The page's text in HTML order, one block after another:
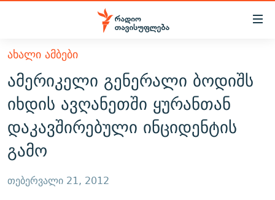
Accessibility
მთავარ
შინაარსზე
დაბრუნება
მთავარ
ნავიგაციაზე
დაბრუნება
ძიებაზე
დაბრუნება
ᲐᲮᲐᲚᲘ ᲐᲛᲑᲔᲑᲘ
ᲗᲔᲛᲔᲑᲘ
ᲞᲝᲚᲘᲢᲘᲙᲐ
ᲔᲙᲝᲜᲝᲛᲘᲙᲐ
ᲡᲐᲖᲝᲒᲐᲓᲝᲔᲑᲐ
ᲙᲣᲚᲢᲣᲠᲐ
ᲕᲘᲓᲔᲝ
ᲑᲚᲝᲒᲔᲑᲘ
ᲞᲝᲓᲙᲐᲡᲢᲔᲑᲘ
ᲐᲡᲐᲗᲘᲐᲜᲘᲡ ᲙᲣᲗᲮᲔ
ᲒᲐᲓᲐᲪᲔᲛᲔᲑᲘ
ᲐᲮᲐᲚᲘ ᲐᲛᲑᲔᲑᲘ
ამერიკელი გენერალი ბოდიშს
იხდის ავღანეთში ყურანთან
დაკავშირებული ინციდენტის
გამო
თებერვალი 21, 2012